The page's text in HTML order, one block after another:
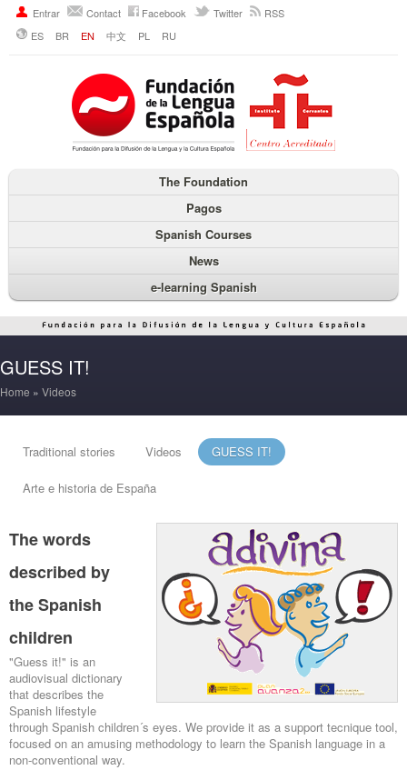
Entrar Contact Facebook Twitter
RSS
ES
BR EN 中文 PL RU
The Foundation
Pagos
Spanish Courses
News
e-learning Spanish
GUESS IT!
Home » Videos
Traditional stories Videos GUESS IT!
Arte e historia de España
The words
described by
the Spanish
children
"Guess it!" is an
audiovisual dictionary
that describes the
Spanish lifestyle
through Spanish children´s eyes. We provide it as a support tecnique tool,
focused on an amusing methodology to learn the Spanish language in a
non-conventional way.